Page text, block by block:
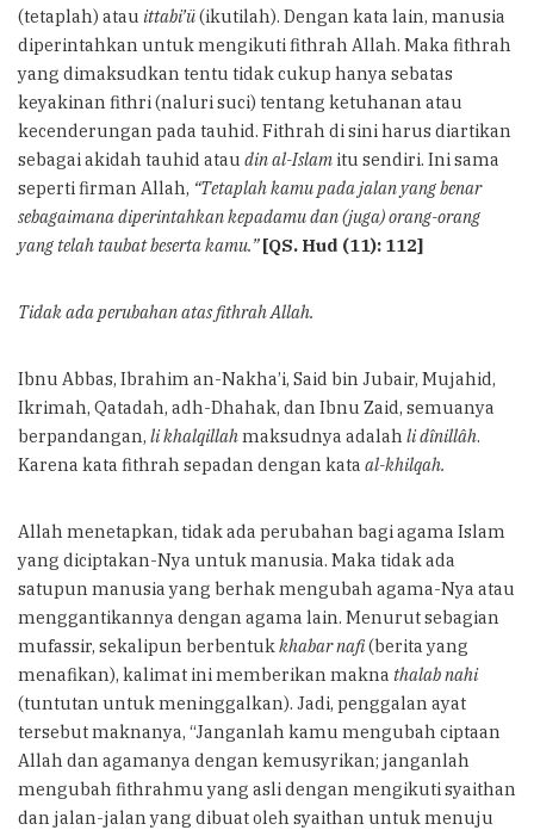
(tetaplah) atau ittabi’ü(ikutilah). Dengan kata lain, manusia
diperintahkan untuk mengikuti fithrah Allah. Maka fithrah
yang dimaksudkan tentu tidak cukup hanya sebatas
keyakinan fithri (naluri suci) tentang ketuhanan atau
kecenderungan pada tauhid. Fithrah di sini harus diartikan
sebagai akidah tauhid atau din al-Islam itu sendiri. Ini sama
seperti firman Allah, “Tetaplah kamu pada jalan yang benar
sebagaimana diperintahkan kepadamu dan (juga) orang-orang
yang telah taubat beserta kamu.” [QS. Hud (11): 112]
Tidak ada perubahan atas fithrah Allah.
Ibnu Abbas, Ibrahim an-Nakha’i, Said bin Jubair, Mujahid,
Ikrimah, Qatadah, adh-Dhahak, dan Ibnu Zaid, semuanya
berpandangan, li khalqillahmaksudnya adalah li dînillâh.
Karena kata fithrah sepadan dengan kata al-khilqah.
Allah menetapkan, tidak ada perubahan bagi agama Islam
yang diciptakan-Nya untuk manusia. Maka tidak ada
satupun manusia yang berhak mengubah agama-Nya atau
menggantikannya dengan agama lain. Menurut sebagian
mufassir, sekalipun berbentukkhabar nafi(berita yang
menafikan), kalimat ini memberikan makna thalab nahi
(tuntutan untuk meninggalkan). Jadi, penggalan ayat
tersebut maknanya, “Janganlah kamu mengubah ciptaan
Allah dan agamanya dengan kemusyrikan; janganlah
mengubah fithrahmu yang asli dengan mengikuti syaithan
dan jalan-jalan yang dibuat oleh syaithan untuk menuju